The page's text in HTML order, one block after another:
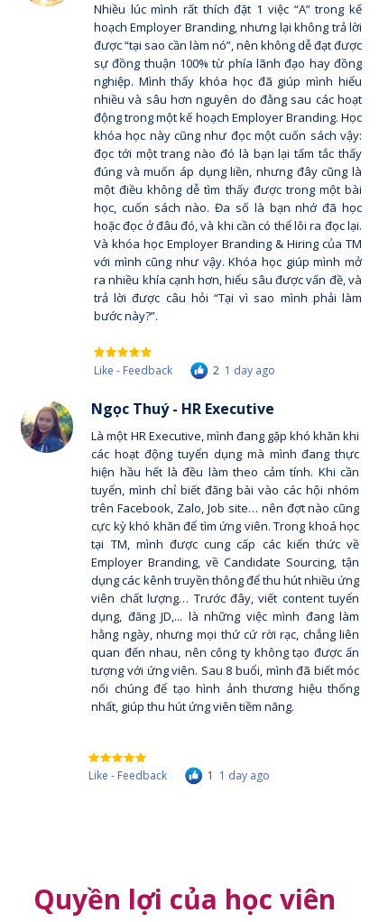
Nhiều lúc mình rất thích đặt 1 việc “A” trong kế
hoạch Employer Branding, nhưng lại không trả lời
được “tại sao cần làm nó”, nên không dễ đạt được
sự đồng thuận 100% từ phía lãnh đạo hay đồng
nghiệp. Mình thấy khóa học đã giúp mình hiểu
nhiều và sâu hơn nguyên do đằng sau các hoạt
động trong một kế hoạch Employer Branding. Học
khóa học này cũng như đọc một cuốn sách vậy:
đọc tới một trang nào đó là bạn lại tấm tắc thấy
đúng và muốn áp dụng liền, nhưng đây cũng là
một điều không dễ tìm thấy được trong một bài
học, cuốn sách nào. Đa số là bạn nhớ đã học
hoặc đọc ở đâu đó, và khi cần có thể lôi ra đọc lại.
Và khóa học Employer Branding & Hiring của TM
với mình cũng như vậy. Khóa học giúp mình mở
ra nhiều khía cạnh hơn, hiểu sâu được vấn đề, và
trả lời được câu hỏi “Tại vì sao mình phải làm
bước này?”.
Like - Feedback 2 1 day ago
Là một HR Executive, mình đang gặp khó khăn khi
các hoạt động tuyển dụng mà mình đang thực
hiện hầu hết là đều làm theo cảm tính. Khi cần
tuyển, mình chỉ biết đăng bài vào các hội nhóm
trên Facebook, Zalo, Job site… nên đợt nào cũng
cực kỳ khó khăn để tìm ứng viên. Trong khoá học
tại TM, mình được cung cấp các kiến thức về
Employer Branding, về Candidate Sourcing, tận
dụng các kênh truyền thông để thu hút nhiều ứng
viên chất lượng… Trước đây, viết content tuyển
dụng, đăng JD,... là những việc mình đang làm
hằng ngày, nhưng mọi thứ cứ rời rạc, chẳng liên
quan đến nhau, nên công ty không tạo được ấn
tượng với ứng viên. Sau 8 buổi, mình đã biết móc
nối chúng để tạo hình ảnh thương hiệu thống
nhất, giúp thu hút ứng viên tiềm năng.
Ngọc Thuý - HR Executive
Like - Feedback 1 1 day ago
Quyền lợi của học viên